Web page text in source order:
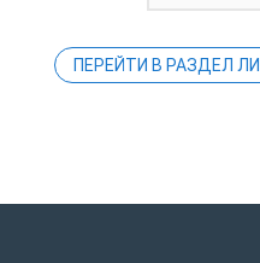
ПЕРЕЙТИ В РАЗДЕЛ